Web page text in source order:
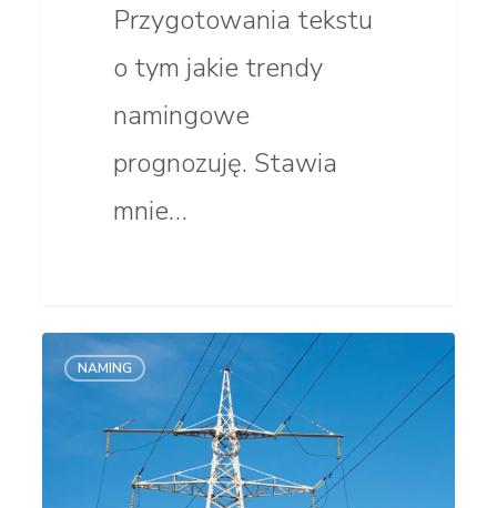
Przygotowania tekstu
o tym jakie trendy
namingowe
prognozuję. Stawia
mnie…
Brief
namingowy.
Instrukcja.
NAMING